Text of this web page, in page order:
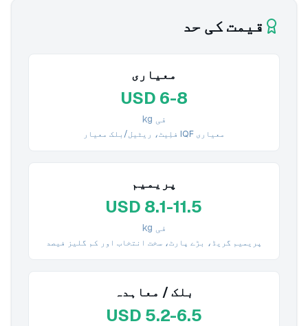
قیمت کی حد
معیاری
USD 6-8
فی kg
معیاری IQF فلِیٹ، ریٹیل/بلک معیار
پریمیم
USD 8.1-11.5
فی kg
پریمیم گریڈ، بڑے پارٹ، سخت انتخاب اور کم گلیز فیصد
بلک / معاہدہ
USD 5.2-6.5